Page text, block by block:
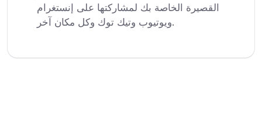
القصيرة الخاصة بك لمشاركتها على إنستغرام
ويوتيوب وتيك توك وكل مكان آخر.